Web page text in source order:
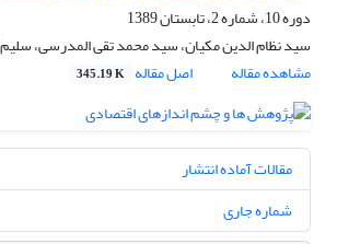
دوره 10، شماره 2، تابستان 1389
سید نظام الدین مکیان، سید محمد تقی المدرسی،
مشاهده مقاله
اصل مقاله 345.19 K
مقالات آماده انتشار
شماره جاری